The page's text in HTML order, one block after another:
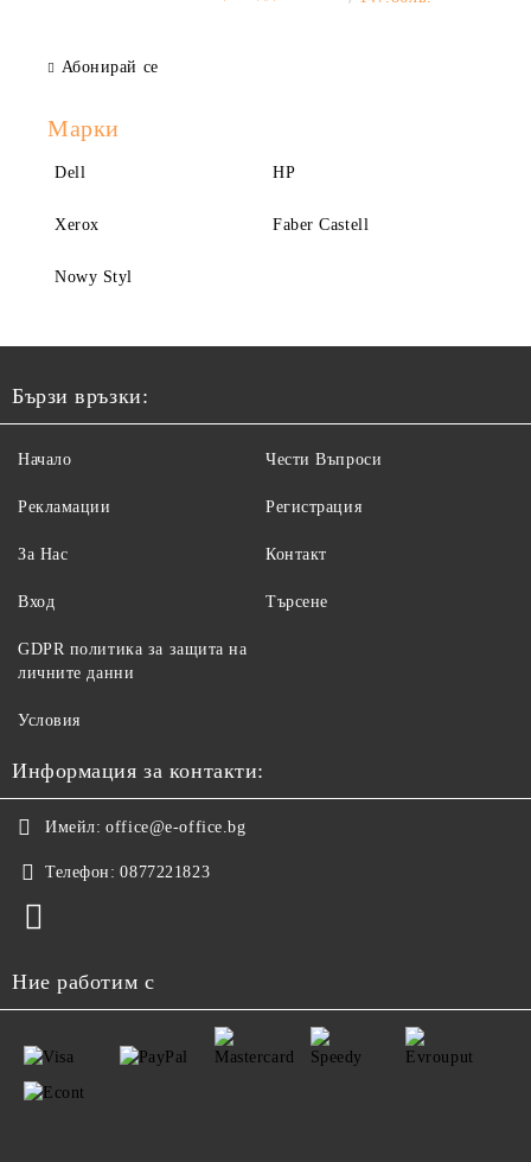
Абонирай се
Марки
Dell HP
Xerox Faber Castell
Nowy Styl
Бързи връзки:
Начало
Рекламации
За Нас
Вход
Чести Въпроси
Регистрация
Контакт
Търсене
GDPR политика за защита на
личните данни
Условия
Информация за контакти:
Имейл: office@e-office.bg
Телефон: 0877221823
Ние работим с